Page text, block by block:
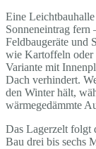
Eine
Sonneneintrag
Feldbaugeräte und
wie Kartoffeln oder
Variante mit
Dach verhindert.
den Winter hält,
wärmegedämmte
Das Lagerzelt folgt
Bau drei bis sechs